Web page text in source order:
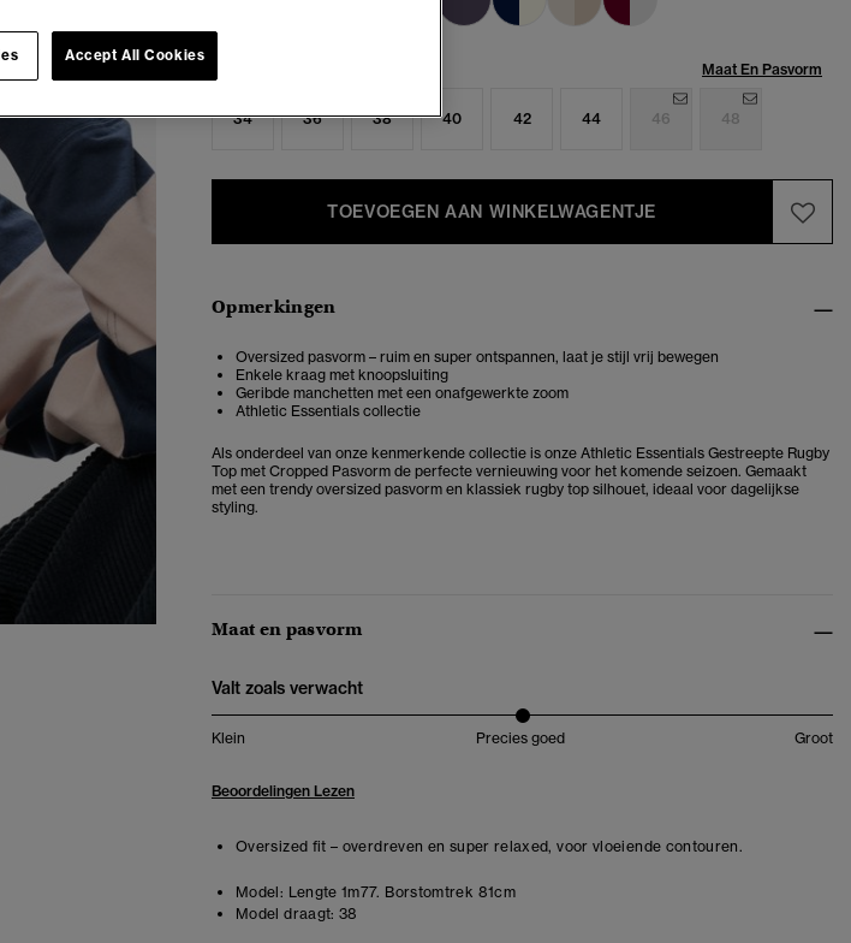
Maat En Pasvorm
34 36 38 40 42 44 46 48
TOEVOEGEN AAN WINKELWAGENTJE
Opmerkingen
Oversized pasvorm – ruim en super ontspannen, laat je stijl vrij bewegen
Enkele kraag met knoopsluiting
Geribde manchetten met een onafgewerkte zoom
Athletic Essentials collectie
Als onderdeel van onze kenmerkende collectie is onze Athletic Essentials Gestreepte Rugby
Top met Cropped Pasvorm de perfecte vernieuwing voor het komende seizoen. Gemaakt
met een trendy oversized pasvorm en klassiek rugby top silhouet, ideaal voor dagelijkse
styling.
Maat en pasvorm
Valt zoals verwacht
Klein Precies goed Groot
Beoordelingen Lezen
Oversized fit – overdreven en super relaxed, voor vloeiende contouren.
Model: Lengte 1m77. Borstomtrek 81cm
Model draagt: 38
Accept All Cookies